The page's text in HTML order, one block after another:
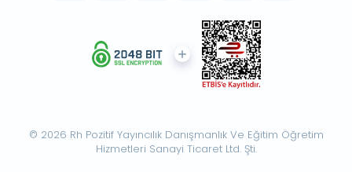
© 2026 Rh Pozitif Yayıncılık Danışmanlık Ve Eğitim Öğretim
Hizmetleri Sanayi Ticaret Ltd. Şti.